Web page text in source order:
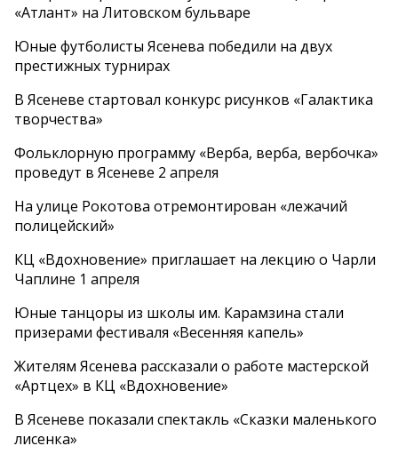
«Атлант» на Литовском бульваре
Юные футболисты Ясенева победили на двух
престижных турнирах
В Ясеневе стартовал конкурс рисунков «Галактика
творчества»
Фольклорную программу «Верба, верба, вербочка»
проведут в Ясеневе 2 апреля
На улице Рокотова отремонтирован «лежачий
полицейский»
КЦ «Вдохновение» приглашает на лекцию о Чарли
Чаплине 1 апреля
Юные танцоры из школы им. Карамзина стали
призерами фестиваля «Весенняя капель»
Жителям Ясенева рассказали о работе мастерской
«Артцех» в КЦ «Вдохновение»
В Ясеневе показали спектакль «Сказки маленького
лисенка»